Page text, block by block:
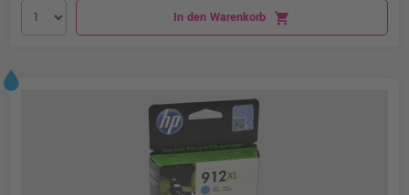
In den Warenkorb shopping_cart